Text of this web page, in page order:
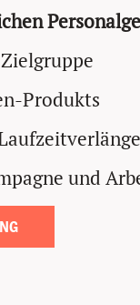
Produkts
und